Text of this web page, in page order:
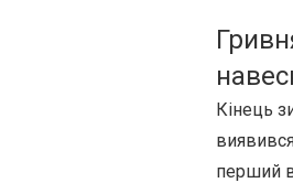
Кінець
перший